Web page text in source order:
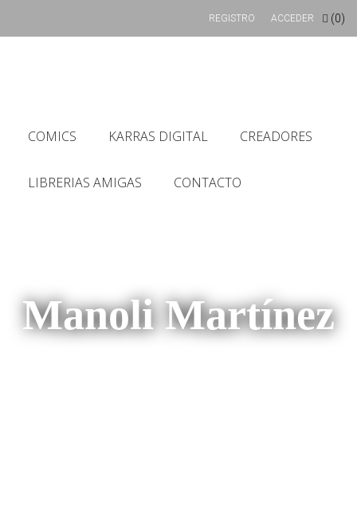
REGISTRO ACCEDER (0)
COMICS KARRAS DIGITAL CREADORES
LIBRERIAS AMIGAS CONTACTO
Manoli Martínez